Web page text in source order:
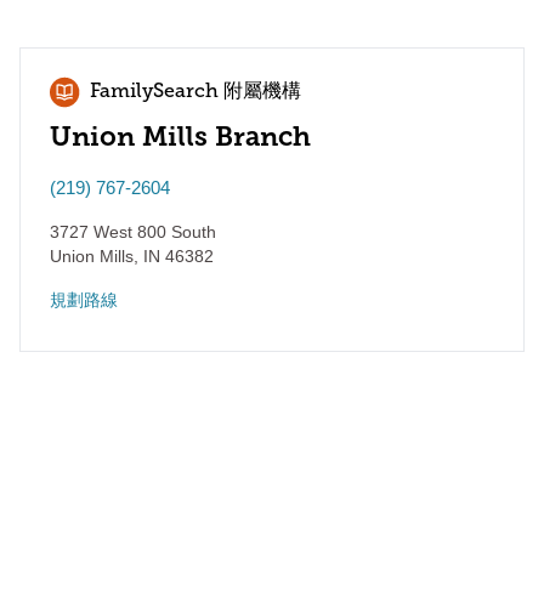
FamilySearch 附屬機構
Union Mills Branch
(219) 767-2604
3727 West 800 South
Union Mills IN 46382
規劃路線